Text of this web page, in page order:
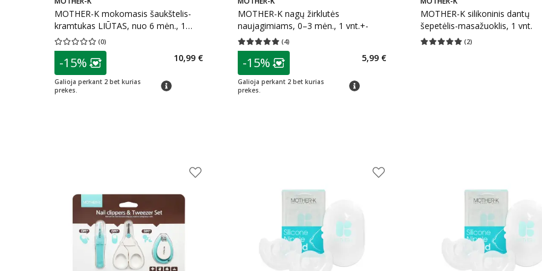
MOTHER-K mokomasis šaukštelis-
kramtukas LIŪTAS, nuo 6 mėn., 1
vnt.+-
(0)
Vidutinis įvertinimas 0.00
patarimas
Lojalumo klubo narių nuolaida:
-15%
Galioja perkant 2 bet kurias
prekes.
patarimas
10,99 €
MOTHER-K nagų žirklutės
naujagimiams, 0–3 mėn., 1 vnt.+-
(4)
Vidutinis įvertinimas 5.00
patarimas
Lojalumo klubo narių nuolaida
-15%
Galioja perkant 2 bet kurias
prekes.
patarimas
5,99 €
MOTHER-K silikoninis dantų
šepetėlis-masažuoklis, 1 vnt.
(2)
Vidutinis įvertinimas 5.00